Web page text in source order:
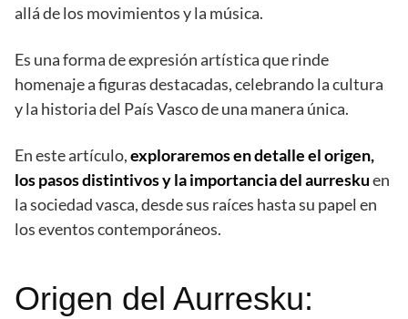
allá de los movimientos y la música.
Es una forma de expresión artística que rinde
homenaje a figuras destacadas, celebrando la cultura
y la historia del País Vasco de una manera única.
En este artículo,exploraremos en detalle el origen,
los pasos distintivos y la importancia del aurreskuen
la sociedad vasca, desde sus raíces hasta su papel en
los eventos contemporáneos.
Origen del Aurresku: